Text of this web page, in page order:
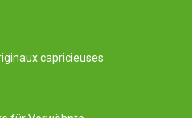
capricieuses